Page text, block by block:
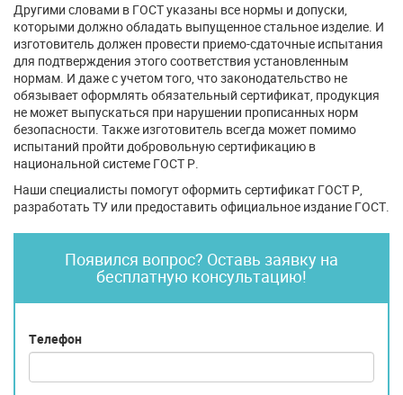
Другими словами в ГОСТ указаны все нормы и допуски,
которыми должно обладать выпущенное стальное изделие. И
изготовитель должен провести приемо-сдаточные испытания
для подтверждения этого соответствия установленным
нормам. И даже с учетом того, что законодательство не
обязывает оформлять обязательный сертификат, продукция
не может выпускаться при нарушении прописанных норм
безопасности. Также изготовитель всегда может помимо
испытаний пройти добровольную сертификацию в
национальной системе ГОСТ Р.
Наши специалисты помогут оформить сертификат ГОСТ Р,
разработать ТУ или предоставить официальное издание ГОСТ.
Появился вопрос? Оставь заявку на
бесплатную консультацию!
Телефон